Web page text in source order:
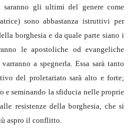
gli ultimi del genere come
sono abbastanza istruttivi per
borghesia e da quale parte siano i
le apostoliche od evangeliche
a spegnerla. Essa sarà tanto
del proletariato sarà alto e forte;
e seminando la sfiducia nelle proprie
resistenze della borghesia, che si
aspro il conflitto.